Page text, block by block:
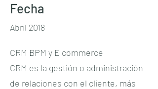
Fecha
Abril 2018
CRM BPM y E commerce
CRM es la gestión o administración
de relaciones con el cliente, más